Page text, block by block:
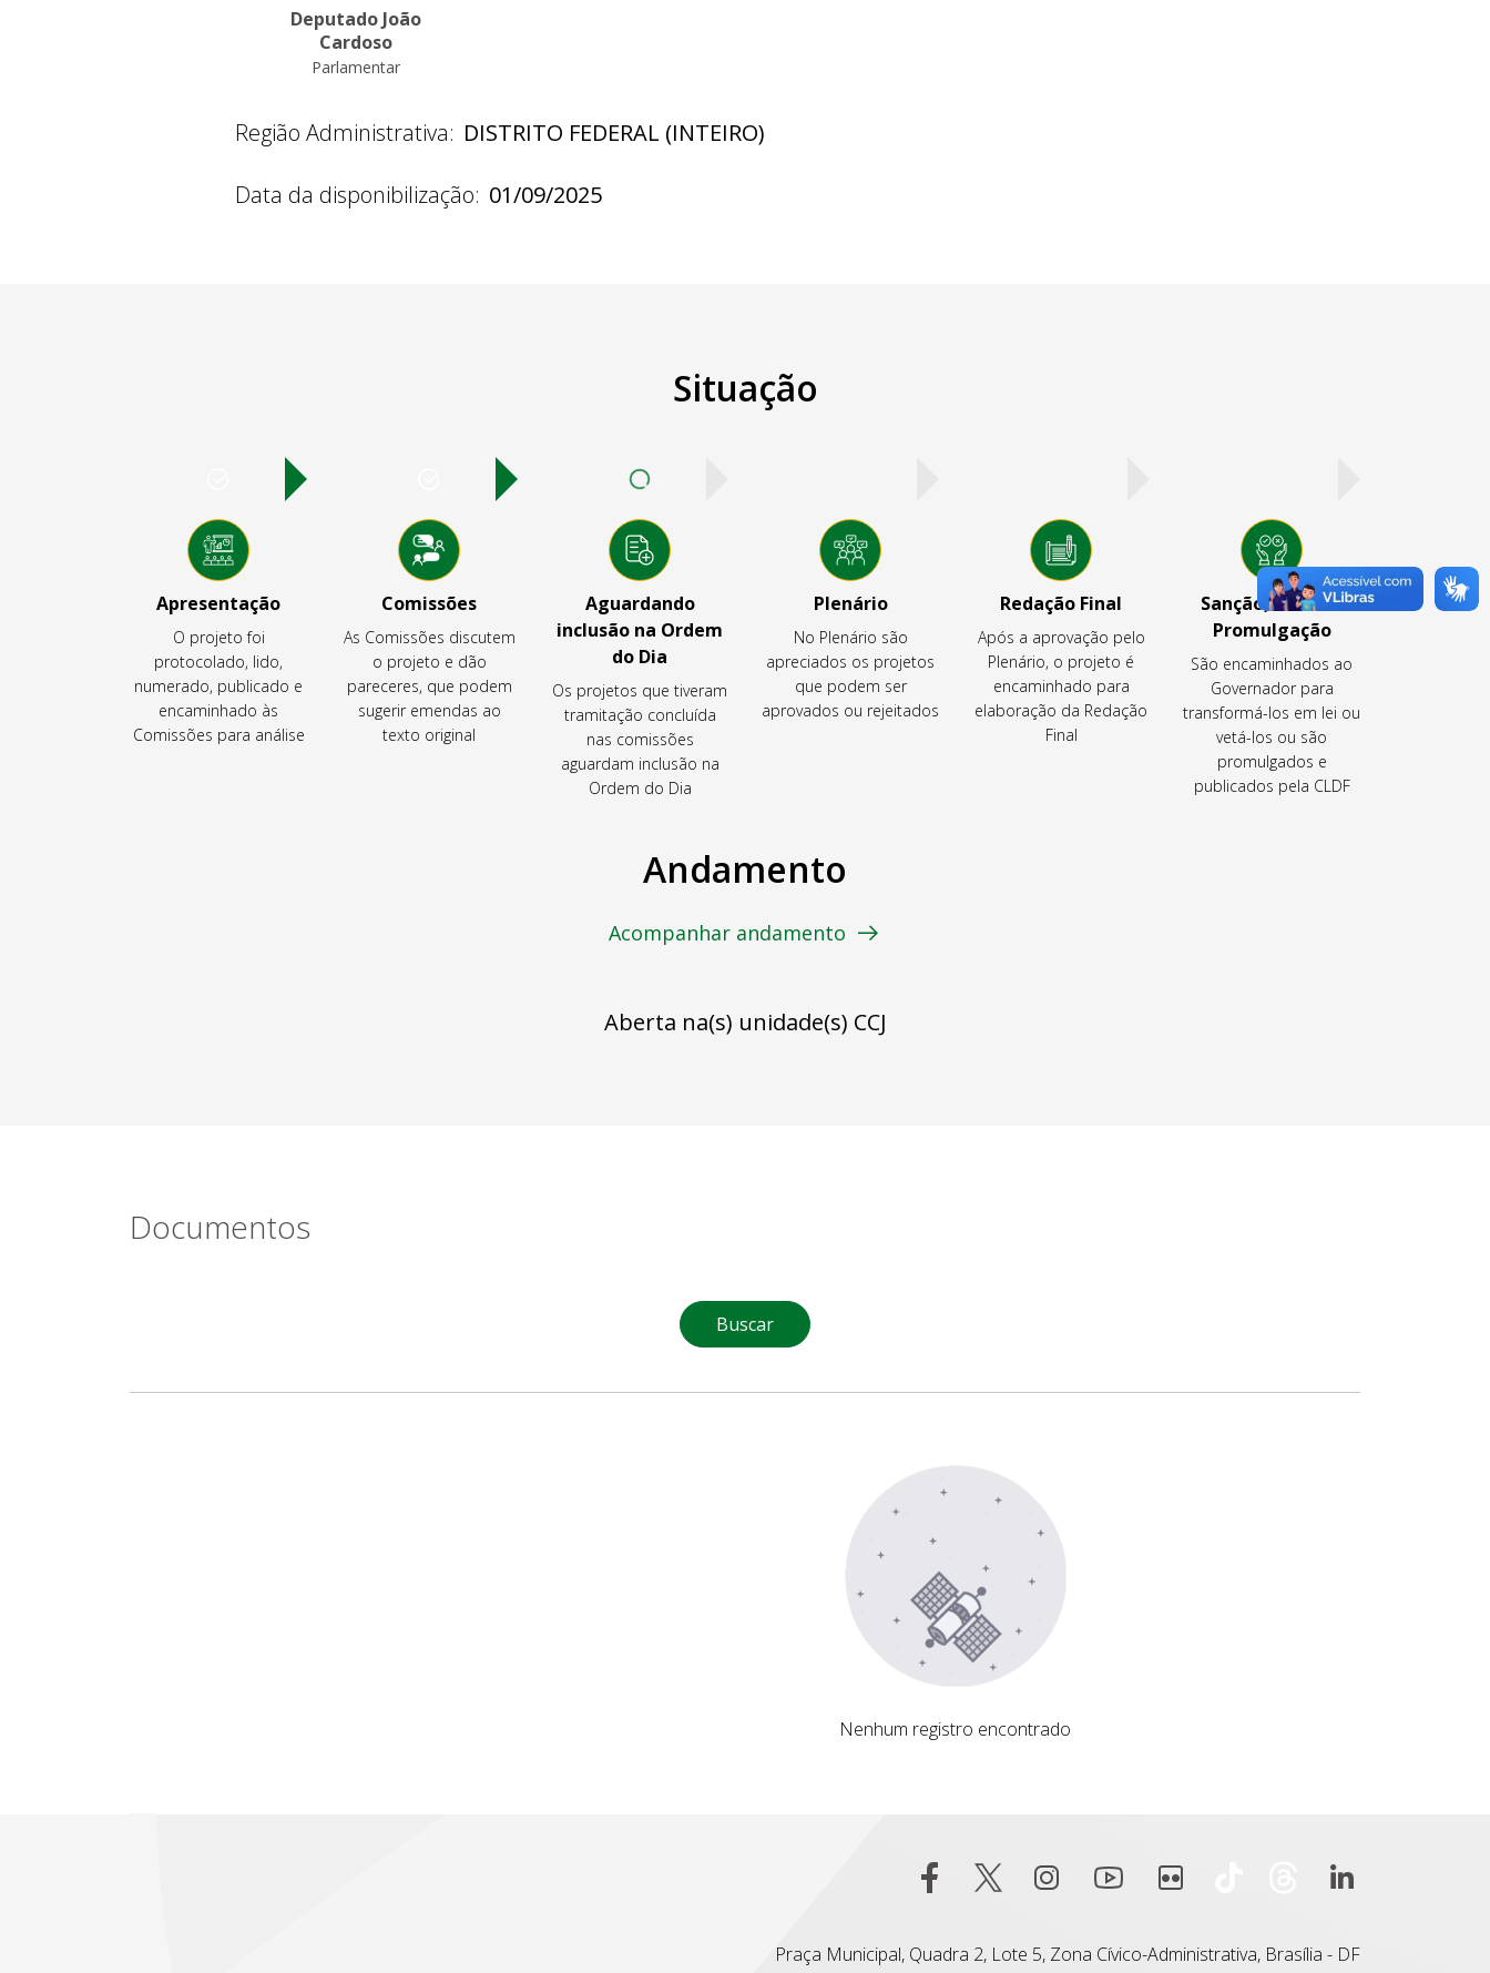
Deputado João
Cardoso
Parlamentar
Região Administrativa: DISTRITO FEDERAL (INTEIRO)
Data da disponibilização: 01/09/2025
Situação
Apresentação
O projeto foi
protocolado, lido,
numerado, publicado e
encaminhado às
Comissões para análise
Comissões
As Comissões discutem
o projeto e dão
pareceres, que podem
sugerir emendas ao
texto original
Aguardando
inclusão na Ordem
do Dia
Os projetos que tiveram
tramitação concluída
nas comissões
aguardam inclusão na
Ordem do Dia
Plenário
No Plenário são
apreciados os projetos
que podem ser
aprovados ou rejeitados
Redação Final
Após a aprovação pelo
Plenário, o projeto é
encaminhado para
elaboração da Redação
Final
Sanção, Veto ou
Promulgação
São encaminhados ao
Governador para
transformá-los em lei ou
vetá-los ou são
promulgados e
publicados pela CLDF
Andamento
Acompanhar andamento
Aberta na(s) unidade(s) CCJ
Documentos
Buscar
Nenhum registro encontradoNenhum registro encontrado
Praça Municipal, Quadra 2, Lote 5, Zona Cívico-Administrativa, Brasília - DF